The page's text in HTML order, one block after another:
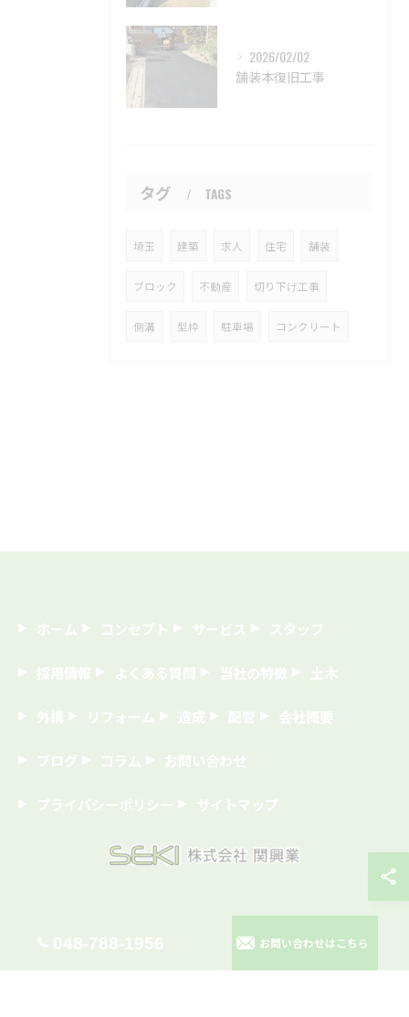
2026/02/02
舗装本復旧工事
タグ TAGS
埼玉 建築 求人 住宅 舗装
ブロック 不動産 切り下げ工事
側溝 型枠 駐車場 コンクリート
048-788-1956 お問い合わせはこちら
ホーム コンセプト サービス スタッフ
採用情報 よくある質問 当社の特徴 土木
外構 リフォーム 造成 配管 会社概要
ブログ コラム お問い合わせ
プライバシーポリシー サイトマップ
© 2026 埼玉の建築なら株式会社関興業 ALL RIGHTS RESERVED.